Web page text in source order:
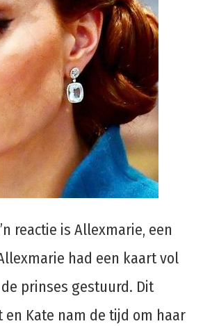
reactie is Allexmarie, een
had een kaart vol
prinses gestuurd. Dit
Kate nam de tijd om haar